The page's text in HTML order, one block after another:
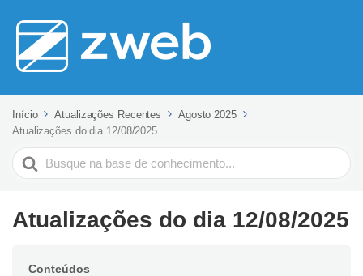
Início Atualizações Recentes
Agosto 2025
Atualizações do dia 12/08/2025
Pesquisar
Atualizações do dia 12/08/2025
Conteúdos